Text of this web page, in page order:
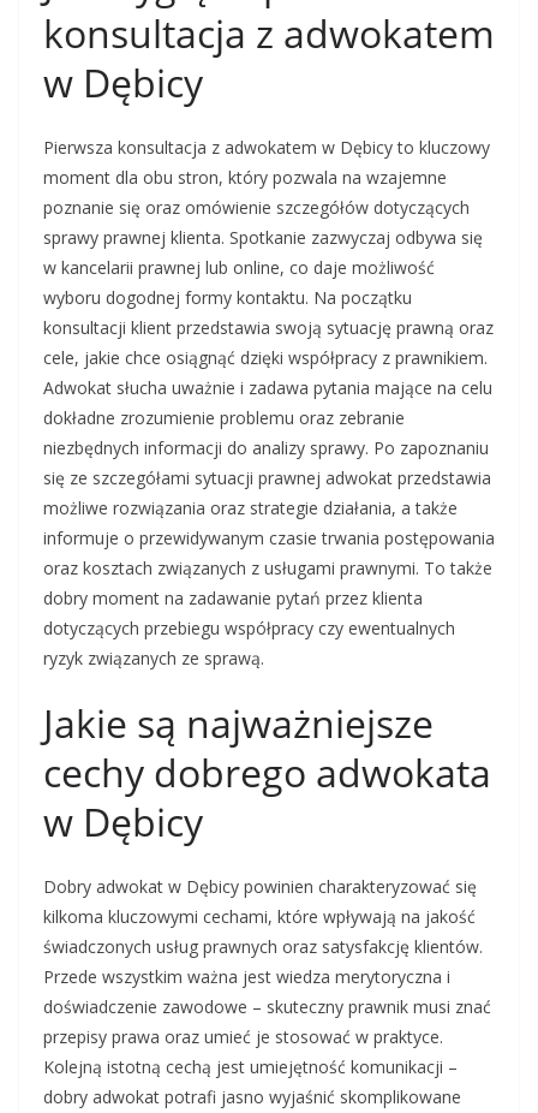
konsultacja z adwokatem
w Dębicy
Pierwsza konsultacja z adwokatem w Dębicy to kluczowy
moment dla obu stron, który pozwala na wzajemne
poznanie się oraz omówienie szczegółów dotyczących
sprawy prawnej klienta. Spotkanie zazwyczaj odbywa się
w kancelarii prawnej lub online, co daje możliwość
wyboru dogodnej formy kontaktu. Na początku
konsultacji klient przedstawia swoją sytuację prawną oraz
cele, jakie chce osiągnąć dzięki współpracy z prawnikiem.
Adwokat słucha uważnie i zadawa pytania mające na celu
dokładne zrozumienie problemu oraz zebranie
niezbędnych informacji do analizy sprawy. Po zapoznaniu
się ze szczegółami sytuacji prawnej adwokat przedstawia
możliwe rozwiązania oraz strategie działania, a także
informuje o przewidywanym czasie trwania postępowania
oraz kosztach związanych z usługami prawnymi. To także
dobry moment na zadawanie pytań przez klienta
dotyczących przebiegu współpracy czy ewentualnych
ryzyk związanych ze sprawą.
Jakie są najważniejsze
cechy dobrego adwokata
w Dębicy
Dobry adwokat w Dębicy powinien charakteryzować się
kilkoma kluczowymi cechami, które wpływają na jakość
świadczonych usług prawnych oraz satysfakcję klientów.
Przede wszystkim ważna jest wiedza merytoryczna i
doświadczenie zawodowe – skuteczny prawnik musi znać
przepisy prawa oraz umieć je stosować w praktyce.
Kolejną istotną cechą jest umiejętność komunikacji –
dobry adwokat potrafi jasno wyjaśnić skomplikowane